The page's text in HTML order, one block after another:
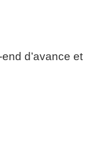
d’avance